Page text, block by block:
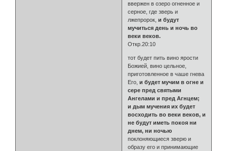
ввержен в озеро огненное и
серное, где зверь и
лжепророк,и будут
мучиться день и ночь во
веки веков.
Откр.20:10
тот будет пить вино ярости
Божией, вино цельное,
приготовленное в чаше гнева
Его,и будет мучим в огне и
сере пред святыми
Ангелами и пред Агнцем;
и дым мучения их будет
восходить во веки веков, и
не будут иметь покоя ни
днем, ни ночью
поклоняющиеся зверю и
образу его и принимающие